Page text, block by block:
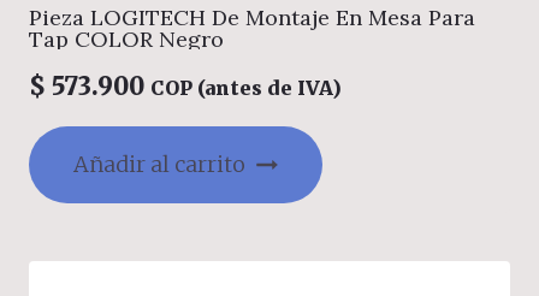
Pieza LOGITECH De Montaje En Mesa Para
Tap COLOR Negro
$ 573.900 COP (antes de IVA)
Añadir al carrito